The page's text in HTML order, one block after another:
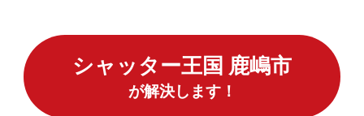
シャッター王国 鹿嶋市
が解決します！